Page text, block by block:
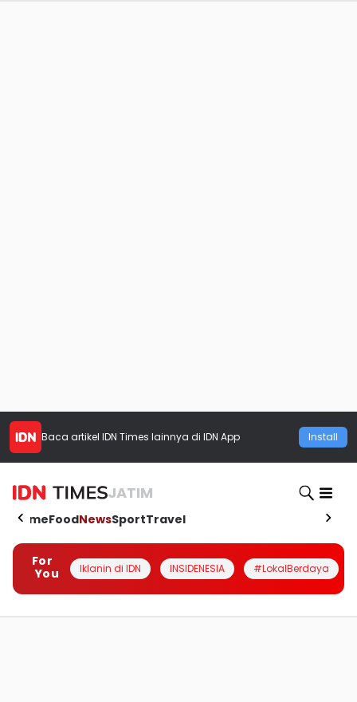
Baca artikel IDN Times lainnya di IDN App Install
JATIM
HomeFoodNewsSportTravel
For
You
Iklanin di IDN INSIDENESIA #LokalBerdaya